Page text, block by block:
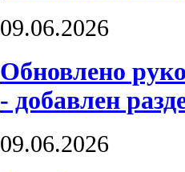
09.06.2026
Обновлено
- добавлен
09.06.2026